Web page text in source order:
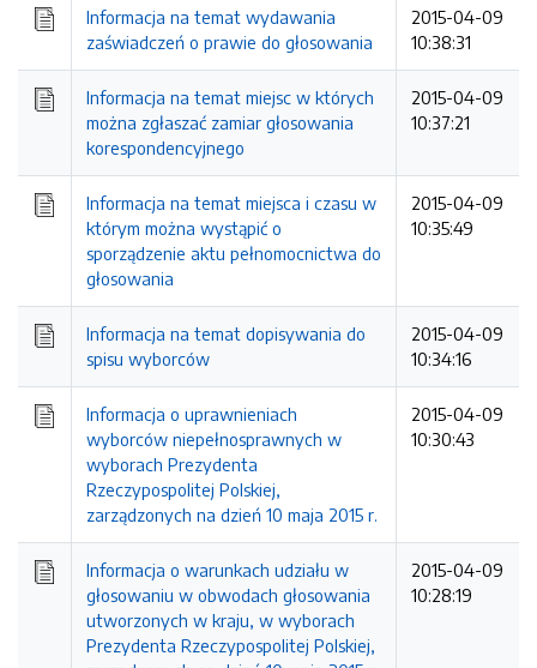
Informacja na temat wydawania
zaświadczeń o prawie do głosowania
2015-04-09
10:38:31
Informacja na temat miejsc w których
można zgłaszać zamiar głosowania
korespondencyjnego
2015-04-09
10:37:21
Informacja na temat miejsca i czasu w
którym można wystąpić o
sporządzenie aktu pełnomocnictwa do
głosowania
2015-04-09
10:35:49
Informacja na temat dopisywania do
spisu wyborców
2015-04-09
10:34:16
Informacja o uprawnieniach
wyborców niepełnosprawnych w
wyborach Prezydenta
Rzeczypospolitej Polskiej,
zarządzonych na dzień 10 maja 2015 r.
2015-04-09
10:30:43
Informacja o warunkach udziału w
głosowaniu w obwodach głosowania
utworzonych w kraju, w wyborach
Prezydenta Rzeczypospolitej Polskiej,
2015-04-09
10:28:19